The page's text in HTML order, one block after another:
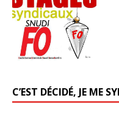
C’EST DÉCIDÉ, JE ME